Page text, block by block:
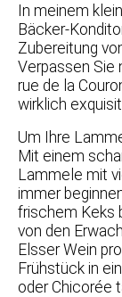
In meinem
Bäcker-
Zubereitung
Verpassen Sie
rue de la
wirklich
Um Ihre
Mit einem
Lammele mit
immer
frischem Keks
von den
Elsser Wein
Frühstück in
oder Chicorée